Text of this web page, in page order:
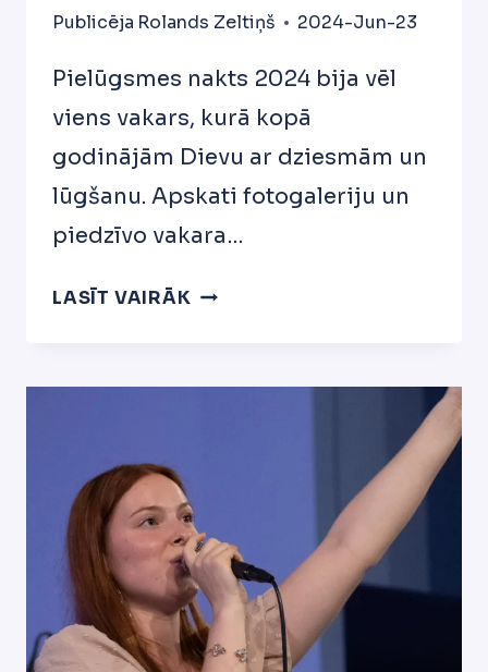
Publicēja Rolands Zeltiņš 2024-Jun-23
Pielūgsmes nakts 2024 bija vēl
viens vakars, kurā kopā
godinājām Dievu ar dziesmām un
lūgšanu. Apskati fotogaleriju un
piedzīvo vakara…
LASĪT VAIRĀK PIELŪGSMES